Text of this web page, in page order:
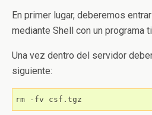
En primer lugar, deberemos
mediante Shell con un programa
Una vez dentro del servidor
siguiente:
rm -fv csf.tgz